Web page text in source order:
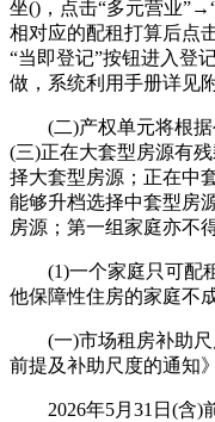
坐()，点击“多元营业
相对应的配租打算后点
“当即登记”按钮进入登
做，系统利用手册详见附
(二)产权单元将根据
(三)正在大套型房源有
择大套型房源；正在中
能够升档选择中套型房
房源；第一组家庭亦不
(1)一个家庭只可配租
他保障性住房的家庭不
(一)市场租房补助尺
前提及补助尺度的通知
2026年5月31日(含)